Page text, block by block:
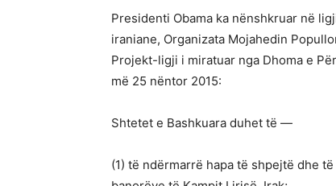
Presidenti Obama ka nënshkruar në
iraniane, Organizata Mojahedin
Projekt-ligji i miratuar nga Dhoma e
më 25 nëntor 2015:
Shtetet e Bashkuara duhet të —
(1) të ndërmarrë hapa të shpejtë dhe